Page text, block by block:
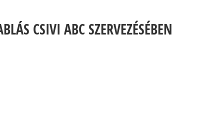
CSIVI ABC SZERVEZÉSÉBEN